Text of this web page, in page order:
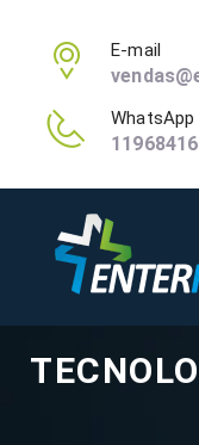
E-mail
WhatsApp